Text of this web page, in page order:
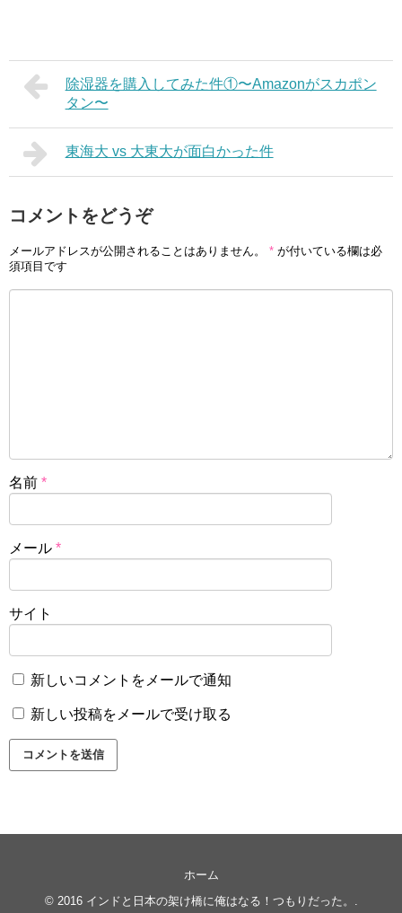
除湿器を購入してみた件①〜Amazonがスカポン
タン〜
東海大 vs 大東大が面白かった件
コメントをどうぞ
メールアドレスが公開されることはありません。 * が付いている欄は必
須項目です
名前 *
メール *
サイト
新しいコメントをメールで通知
新しい投稿をメールで受け取る
ホーム
© 2016 インドと日本の架け橋に俺はなる！つもりだった。 .